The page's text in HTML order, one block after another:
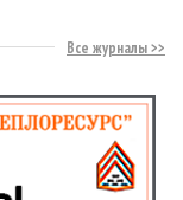
Все журналы